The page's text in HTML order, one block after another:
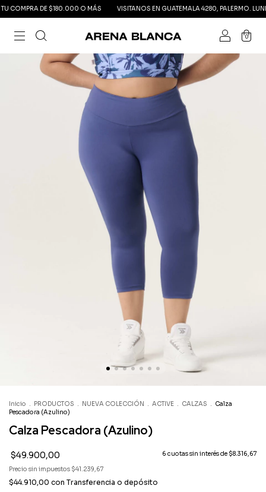
DE $180.000 O MÁS VISITANOS EN GUATEMALA 4280, PALERMO. LUNES
0
Inicio . PRODUCTOS . NUEVA COLECCIÓN . ACTIVE . CALZAS . Calza
Pescadora (Azulino)
Calza Pescadora (Azulino)
$49.900,00 6 cuotas sin interés de $8.316,67
Precio sin impuestos $41.239,67
$44.910,00 con Transferencia o depósito